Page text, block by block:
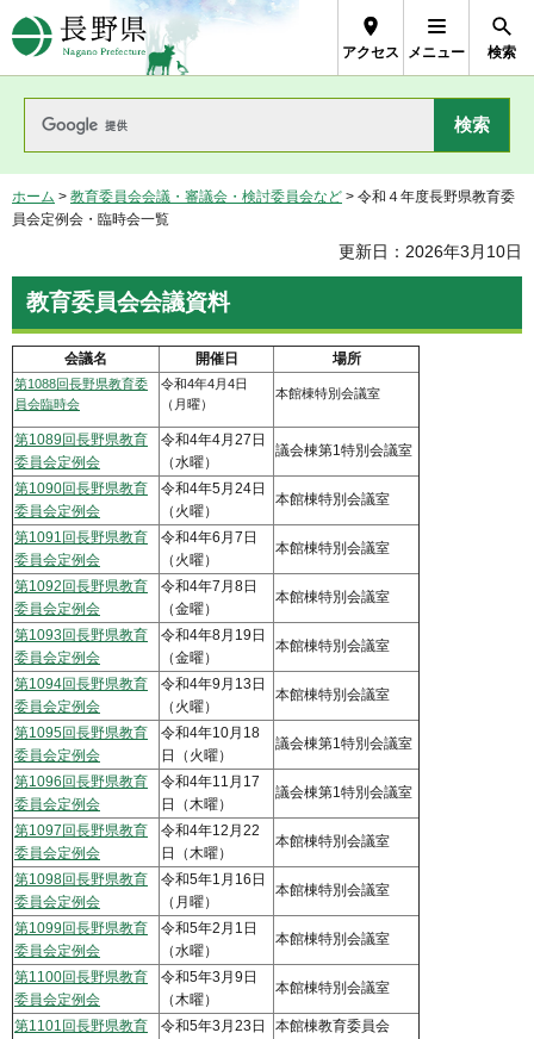
長野県Nagano Prefecture
アクセス メニュー 検索
ホーム > 教育委員会会議・審議会・検討委員会など > 令和４年度長野県教育委
員会定例会・臨時会一覧
更新日：2026年3月10日
教育委員会会議資料
会議名 開催日 場所
第1088回長野県教育委
員会臨時会
令和4年4月4日
（月曜）
本館棟特別会議室
第1089回長野県教育
委員会定例会
令和4年4月27日
（水曜）
議会棟第1特別会議室
第1090回長野県教育
委員会定例会
令和4年5月24日
（火曜）
本館棟特別会議室
第1091回長野県教育
委員会定例会
令和4年6月7日
（火曜）
本館棟特別会議室
第1092回長野県教育
委員会定例会
令和4年7月8日
（金曜）
本館棟特別会議室
第1093回長野県教育
委員会定例会
令和4年8月19日
（金曜）
本館棟特別会議室
第1094回長野県教育
委員会定例会
令和4年9月13日
（火曜）
本館棟特別会議室
第1095回長野県教育
委員会定例会
令和4年10月18
日（火曜）
議会棟第1特別会議室
第1096回長野県教育
委員会定例会
令和4年11月17
日（木曜）
議会棟第1特別会議室
第1097回長野県教育
委員会定例会
令和4年12月22
日（木曜）
本館棟特別会議室
第1098回長野県教育
委員会定例会
令和5年1月16日
（月曜）
本館棟特別会議室
第1099回長野県教育
委員会定例会
令和5年2月1日
（水曜）
本館棟特別会議室
第1100回長野県教育
委員会定例会
令和5年3月9日
（木曜）
本館棟特別会議室
第1101回長野県教育
令和5年3月23日
本館棟教育委員会